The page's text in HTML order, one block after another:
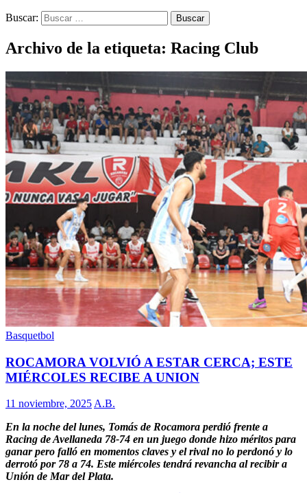
Buscar:
Archivo de la etiqueta: Racing Club
Basquetbol
ROCAMORA VOLVIÓ A ESTAR CERCA; ESTE
MIÉRCOLES RECIBE A UNION
11 noviembre, 2025 A.B.
En la noche del lunes, Tomás de Rocamora perdió frente a
Racing de Avellaneda 78-74 en un juego donde hizo méritos para
ganar pero falló en momentos claves y el rival no lo perdonó y lo
derrotó por 78 a 74. Este miércoles tendrá revancha al recibir a
Unión de Mar del Plata.